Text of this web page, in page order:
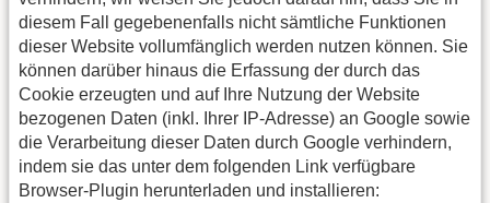
diesem Fall gegebenenfalls nicht sämtliche Funktionen
dieser Website vollumfänglich werden nutzen können. Sie
können darüber hinaus die Erfassung der durch das
Cookie erzeugten und auf Ihre Nutzung der Website
bezogenen Daten (inkl. Ihrer IP-Adresse) an Google sowie
die Verarbeitung dieser Daten durch Google verhindern,
indem sie das unter dem folgenden Link verfügbare
Browser-Plugin herunterladen und installieren: